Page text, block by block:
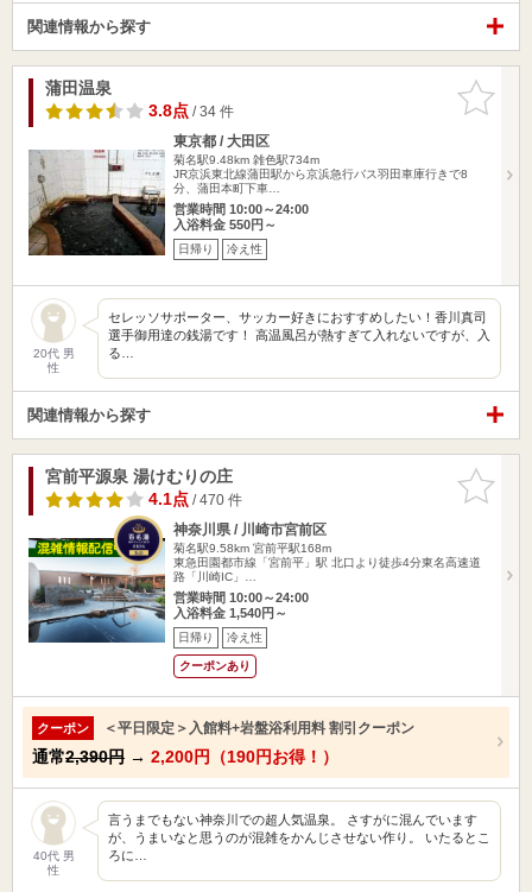
関連情報から探す
お気に入
りに追加
蒲田温泉
3.8点/ 34 件
東京都 / 大田区
菊名駅9.48km 雑色駅734m
JR京浜東北線蒲田駅から京浜急行バス羽田車庫行きで8
分、蒲田本町下車…
営業時間 10:00～24:00
入浴料金 550円～
日帰り 冷え性
20代 男
性
セレッソサポーター、サッカー好きにおすすめしたい！香川真司
選手御用達の銭湯です！ 高温風呂が熱すぎて入れないですが、入
る…
関連情報から探す
お気に入
りに追加
宮前平源泉 湯けむりの庄
4.1点/ 470 件
神奈川県 / 川崎市宮前区
菊名駅9.58km 宮前平駅168m
東急田園都市線「宮前平」駅 北口より徒歩4分東名高速道
路「川崎IC」…
営業時間 10:00～24:00
入浴料金 1,540円～
日帰り 冷え性
クーポンあり
クーポン ＜平日限定＞入館料+岩盤浴利用料 割引クーポン
通常2,390円 → 2,200円（190円お得！）
40代 男
性
言うまでもない神奈川での超人気温泉。 さすがに混んでいます
が、うまいなと思うのが混雑をかんじさせない作り。 いたるとこ
ろに…